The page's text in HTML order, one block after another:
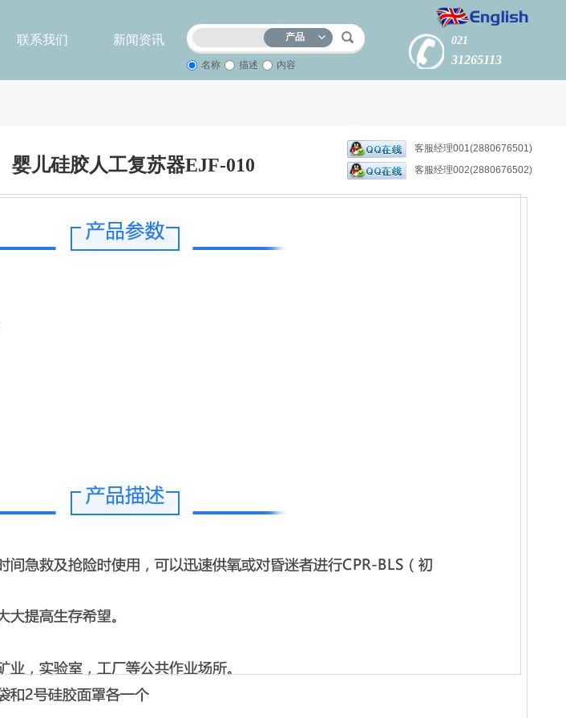
婴儿硅胶人工复苏器EJF-010
客服经理001(2880676501)
客服经理002(2880676502)
产品
名称 描述 内容
021
31265113
联系我们 新闻资讯